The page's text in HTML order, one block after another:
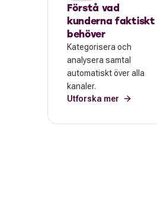
Förstå vad
kunderna faktiskt
behöver
Kategorisera och
analysera samtal
automatiskt över alla
kanaler.
Utforska mer